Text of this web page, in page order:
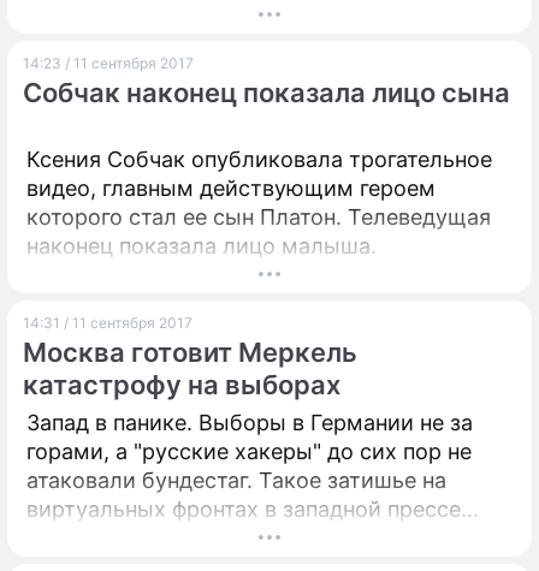
людей будут разными.
14:23 / 11 сентября 2017
Собчак наконец показала лицо сына
Ксения Собчак опубликовала трогательное
видео, главным действующим героем
которого стал ее сын Платон. Телеведущая
наконец показала лицо малыша.
14:31 / 11 сентября 2017
Москва готовит Меркель
катастрофу на выборах
Запад в панике. Выборы в Германии не за
горами, а "русские хакеры" до сих пор не
атаковали бундестаг. Такое затишье на
виртуальных фронтах в западной прессе
считают дурным знаком: по мнению